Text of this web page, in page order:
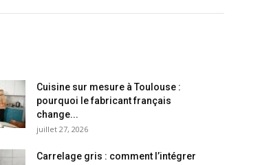
Cuisine sur mesure à Toulouse :
pourquoi le fabricant français
change...
juillet 27, 2026
Carrelage gris : comment l’intégrer